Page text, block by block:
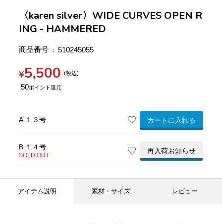
〈karen silver〉WIDE CURVES OPEN R
ING - HAMMERED
商品番号 510245055
¥5,500 税込
50
A:１３号 カートに入れる
B:１４号
SOLD OUT
再入荷お知らせ
アイテム説明 素材・サイズ レビュー